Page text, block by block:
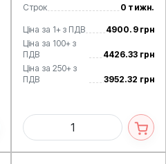
Строк
0 тижн.
Ціна за 1+ з ПДВ
4900.9 грн
Ціна за 100+ з
ПДВ
4426.33 грн
Ціна за 250+ з
ПДВ
3952.32 грн